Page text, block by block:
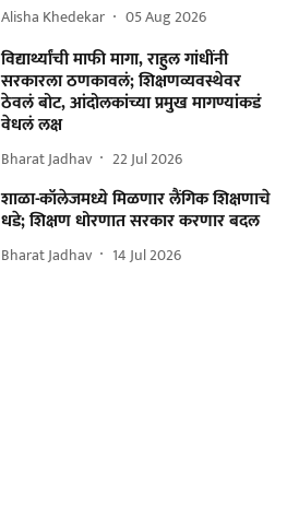
Alisha Khedekar 05 Aug 2026
विद्यार्थ्यांची माफी मागा, राहुल गांधींनी
सरकारला ठणकावलं; शिक्षणव्यवस्थेवर
ठेवलं बोट, आंदोलकांच्या प्रमुख मागण्यांकडं
वेधलं लक्ष
Bharat Jadhav 22 Jul 2026
शाळा-कॉलेजमध्ये मिळणार लैंगिक शिक्षणाचे
धडे; शिक्षण धोरणात सरकार करणार बदल
Bharat Jadhav 14 Jul 2026